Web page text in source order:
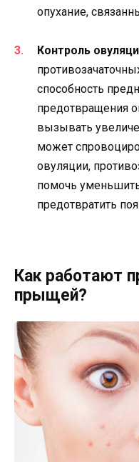
опухание,
Контроль
способность
предотвращения
вызывать
может
овуляции,
помочь
предотвратить
Как работают
прыщей?